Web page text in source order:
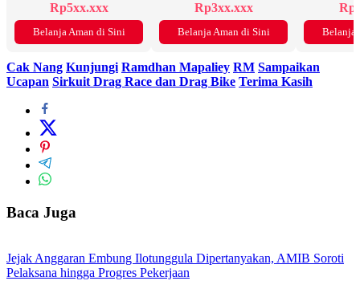
Rp5xx.xxx
Belanja Aman di Sini
Rp3xx.xxx
Belanja Aman di Sini Belanja
Cak Nang Kunjungi Ramdhan Mapaliey RM Sampaikan
Ucapan Sirkuit Drag Race dan Drag Bike Terima Kasih
Baca Juga
Jejak Anggaran Embung Ilotunggula Dipertanyakan, AMIB Soroti
Pelaksana hingga Progres Pekerjaan